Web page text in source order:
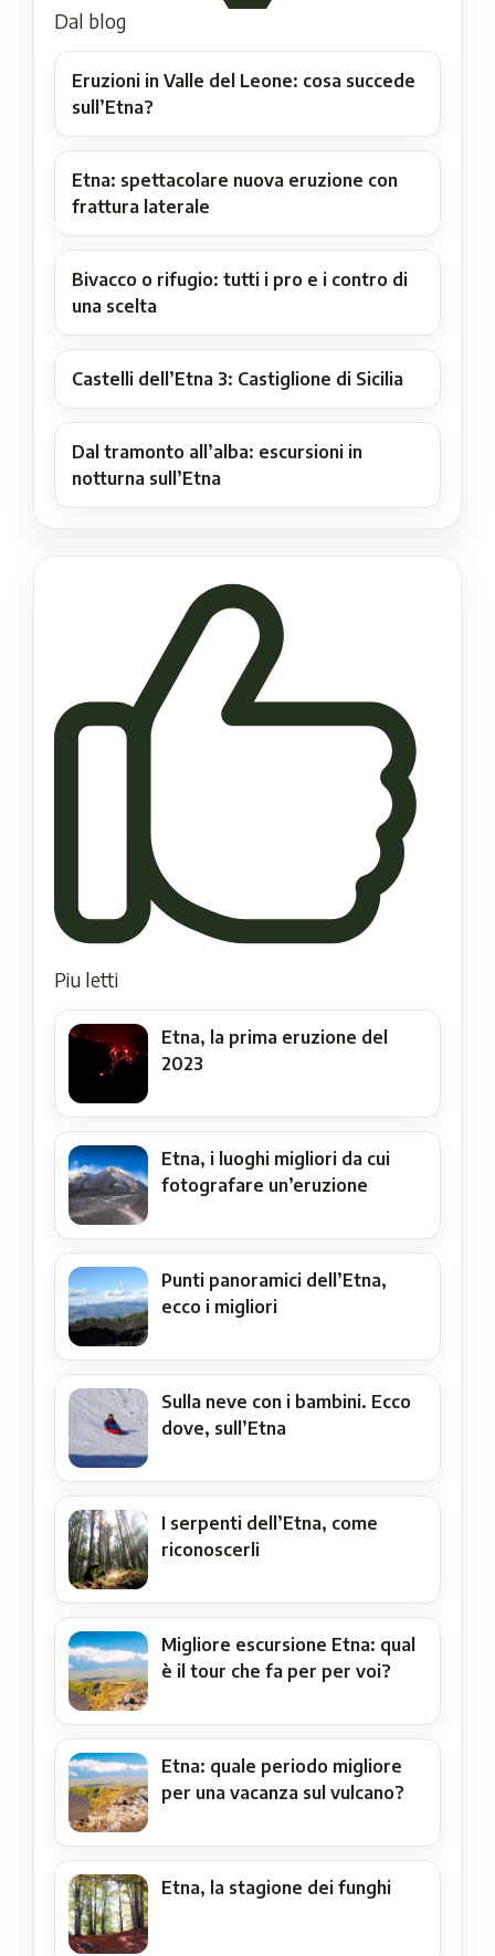
Dal blog
Eruzioni in Valle del Leone: cosa succede
sull’Etna?
Etna: spettacolare nuova eruzione con
frattura laterale
Bivacco o rifugio: tutti i pro e i contro di
una scelta
Castelli dell’Etna 3: Castiglione di Sicilia
Dal tramonto all’alba: escursioni in
notturna sull’Etna
Piu letti
Etna, la prima eruzione del
2023
Etna, i luoghi migliori da cui
fotografare un’eruzione
Punti panoramici dell’Etna,
ecco i migliori
Sulla neve con i bambini. Ecco
dove, sull’Etna
I serpenti dell’Etna, come
riconoscerli
Migliore escursione Etna: qual
è il tour che fa per per voi?
Etna: quale periodo migliore
per una vacanza sul vulcano?
Etna, la stagione dei funghi